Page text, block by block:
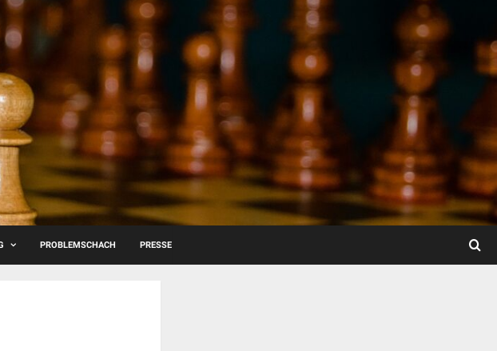
PROBLEMSCHACH PRESSE